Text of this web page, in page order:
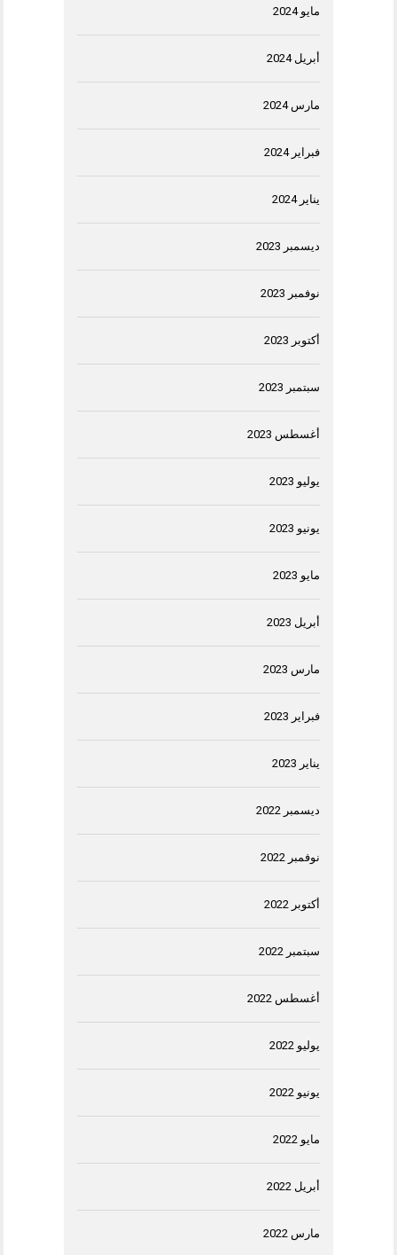
مايو 2024
أبريل 2024
مارس 2024
فبراير 2024
يناير 2024
ديسمبر 2023
نوفمبر 2023
أكتوبر 2023
سبتمبر 2023
أغسطس 2023
يوليو 2023
يونيو 2023
مايو 2023
أبريل 2023
مارس 2023
فبراير 2023
يناير 2023
ديسمبر 2022
نوفمبر 2022
أكتوبر 2022
سبتمبر 2022
أغسطس 2022
يوليو 2022
يونيو 2022
مايو 2022
أبريل 2022
مارس 2022